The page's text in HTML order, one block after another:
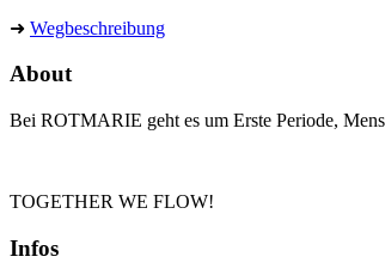
➜ Wegbeschreibung
About
Bei ROTMARIE geht es um Erste Periode,
TOGETHER WE FLOW!
Infos